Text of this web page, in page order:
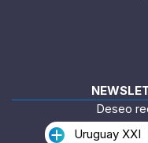
Deseo
Uruguay XXI